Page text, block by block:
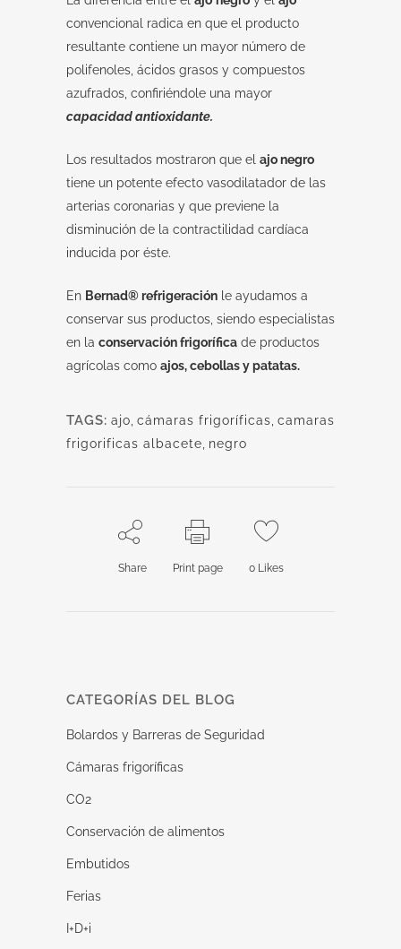
convencional radica en que el producto
resultante contiene un mayor número de
polifenoles, ácidos grasos y compuestos
azufrados, confiriéndole una mayor
capacidad antioxidante.
Los resultados mostraron que el ajo negro
tiene un potente efecto vasodilatador de las
arterias coronarias y que previene la
disminución de la contractilidad cardíaca
inducida por éste.
En Bernad® refrigeración le ayudamos a
conservar sus productos, siendo especialistas
en la conservación frigorífica de productos
agrícolas como ajos, cebollas y patatas.
TAGS: ajo cámaras frigoríficas camaras
frigorificas albacete negro
Share Print page 0Likes
CATEGORÍAS DEL BLOG
Bolardos y Barreras de Seguridad
Cámaras frigoríficas
CO2
Conservación de alimentos
Embutidos
Ferias
I+D+i